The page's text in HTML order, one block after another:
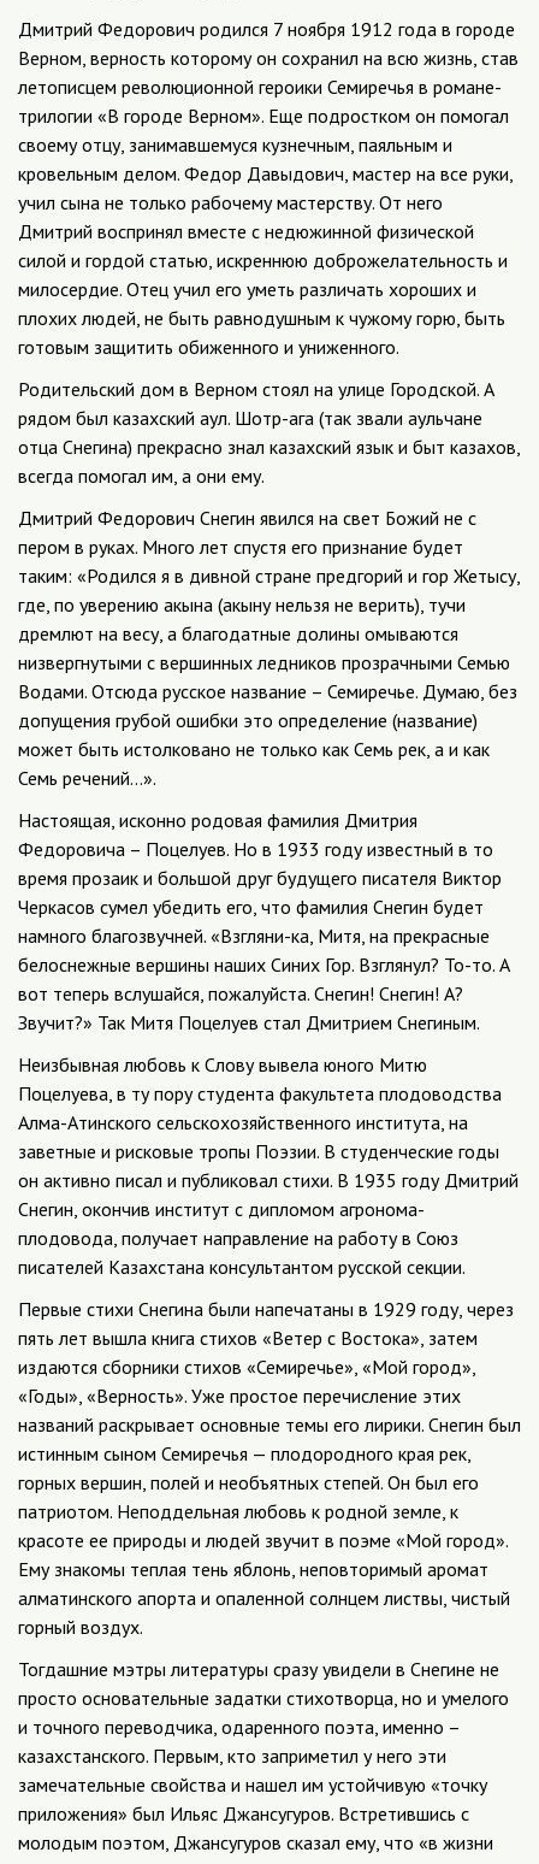
Дмитрий Федорович родился 7 ноября 1912 года в городе
Верном, верность которому он сохранил на всю жизнь, став
летописцем революционной героики Семиречья в романе-
трилогии «В городе Верном». Еще подростком он помогал
своему отцу, занимавшемуся кузнечным, паяльным и
кровельным делом. Федор Давыдович, мастер на все руки,
учил сына не только рабочему мастерству. От него
Дмитрий воспринял вместе с недюжинной физической
силой и гордой статью, искреннюю доброжелательность и
милосердие. Отец учил его уметь различать хороших и
плохих людей, не быть равнодушным к чужому горю, быть
готовым защитить обиженного и униженного.
Родительский дом в Верном стоял на улице Городской. А
рядом был казахский аул. Шотр-ага (так звали аульчане
отца Снегина) прекрасно знал казахский язык и быт казахов,
всегда помогал им, а они ему.
Дмитрий Федорович Снегин явился на свет Божий не с
пером в руках. Много лет спустя его признание будет
таким: «Родился я в дивной стране предгорий и гор Жетысу,
где, по уверению акына (акыну нельзя не верить), тучи
дремлют на весу, а благодатные долины омываются
низвергнутыми с вершинных ледников прозрачными Семью
Водами. Отсюда русское название – Семиречье. Думаю, без
допущения грубой ошибки это определение (название)
может быть истолковано не только как Семь рек, а и как
Семь речений…».
Настоящая, исконно родовая фамилия Дмитрия
Федоровича – Поцелуев. Но в 1933 году известный в то
время прозаик и большой друг будущего писателя Виктор
Черкасов сумел убедить его, что фамилия Снегин будет
намного благозвучней. «Взгляни-ка, Митя, на прекрасные
белоснежные вершины наших Синих Гор. Взглянул? То-то. А
вот теперь вслушайся, пожалуйста. Снегин! Снегин! А?
Звучит?» Так Митя Поцелуев стал Дмитрием Снегиным.
Неизбывная любовь к Слову вывела юного Митю
Поцелуева, в ту пору студента факультета плодоводства
Алма-Атинского сельскохозяйственного института, на
заветные и рисковые тропы Поэзии. В студенческие годы
он активно писал и публиковал стихи. В 1935 году Дмитрий
Снегин, окончив институт с дипломом агронома-
плодовода, получает направление на работу в Союз
писателей Казахстана консультантом русской секции.
Первые стихи Снегина были напечатаны в 1929 году, через
пять лет вышла книга стихов «Ветер с Востока», затем
издаются сборники стихов «Семиречье», «Мой город»,
«Годы», «Верность». Уже простое перечисление этих
названий раскрывает основные темы его лирики. Снегин был
истинным сыном Семиречья — плодородного края рек,
горных вершин, полей и необъятных степей. Он был его
патриотом. Неподдельная любовь к родной земле, к
красоте ее природы и людей звучит в поэме «Мой город».
Ему знакомы теплая тень яблонь, неповторимый аромат
алматинского апорта и опаленной солнцем листвы, чистый
горный воздух.
Тогдашние мэтры литературы сразу увидели в Снегине не
просто основательные задатки стихотворца, но и умелого
и точного переводчика, одаренного поэта, именно –
казахстанского. Первым, кто заприметил у него эти
замечательные свойства и нашел им устойчивую «точку
приложения» был Ильяс Джансугуров. Встретившись с
молодым поэтом, Джансугуров сказал ему, что «в жизни